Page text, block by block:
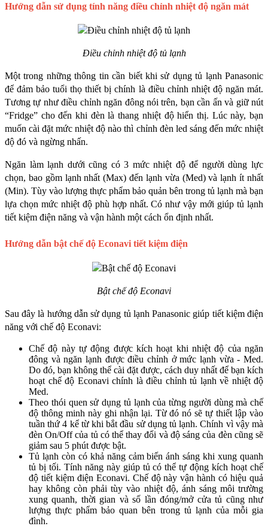
Hướng dẫn sử dụng tính năng điều chỉnh nhiệt độ ngăn mát
Điều chỉnh nhiệt độ tủ lạnh
Một trong những thông tin cần biết khi sử dụng tủ lạnh Panasonic
để đảm bảo tuổi thọ thiết bị chính là điều chỉnh nhiệt độ ngăn mát.
Tương tự như điều chỉnh ngăn đông nói trên, bạn cần ấn và giữ nút
“Fridge” cho đến khi đèn là thang nhiệt độ hiển thị. Lúc này, bạn
muốn cài đặt mức nhiệt độ nào thì chỉnh đèn led sáng đến mức nhiệt
độ đó và ngừng nhấn.
Ngăn làm lạnh dưới cũng có 3 mức nhiệt độ để người dùng lực
chọn, bao gồm lạnh nhất (Max) đến lạnh vừa (Med) và lạnh ít nhất
(Min). Tùy vào lượng thực phẩm bảo quản bên trong tủ lạnh mà bạn
lựa chọn mức nhiệt độ phù hợp nhất. Có như vậy mới giúp tủ lạnh
tiết kiệm điện năng và vận hành một cách ổn định nhất.
Hướng dẫn bật chế độ Econavi tiết kiệm điện
Bật chế độ Econavi
Sau đây là hướng dẫn sử dụng tủ lạnh Panasonic giúp tiết kiệm điện
năng với chế độ Econavi:
Chế độ này tự động được kích hoạt khi nhiệt độ của ngăn
đông và ngăn lạnh được điều chỉnh ở mức lạnh vừa - Med.
Do đó, bạn không thể cài đặt được, cách duy nhất để bạn kích
hoạt chế độ Econavi chính là điều chỉnh tủ lạnh về nhiệt độ
Med.
Theo thói quen sử dụng tủ lạnh của từng người dùng mà chế
độ thông minh này ghi nhận lại. Từ đó nó sẽ tự thiết lập vào
tuần thứ 4 kể từ khi bắt đầu sử dụng tủ lạnh. Chính vì vậy mà
đèn On/Off của tủ có thể thay đổi và độ sáng của đèn cũng sẽ
giảm sau 5 phút được bật.
Tủ lạnh còn có khả năng cảm biến ánh sáng khi xung quanh
tủ bị tối. Tính năng này giúp tủ có thể tự động kích hoạt chế
độ tiết kiệm điện Econavi. Chế độ này vận hành có hiệu quả
hay không còn phải tùy vào nhiệt độ, ánh sáng môi trường
xung quanh, thời gian và số lần đóng/mở cửa tủ cũng như
lượng thực phẩm bảo quan bên trong tủ lạnh của mỗi gia
đình.